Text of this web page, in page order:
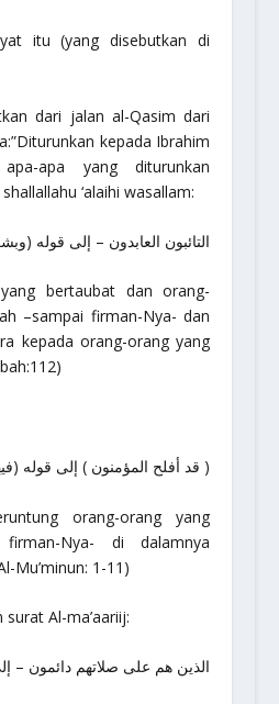
itu (yang disebutkan di
dari jalan al-Qasim dari
”Diturunkan kepada Ibrahim
apa yang diturunkan
‘alaihi wasallam:
التائبون العابدون – إلى قوله
bertaubat dan orang-
–sampai firman-Nya- dan
kepada orang-orang yang
( قد أفلح المؤمنون ) إلى قوله
orang-orang yang
Nya- di dalamnya
Mu’minun: 1-11)
Al-ma’aariij:
الذين هم على صلاتهم دائمون –